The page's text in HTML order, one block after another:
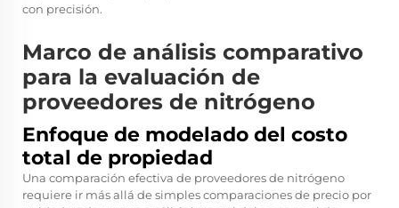
con precisión.
Marco de análisis comparativo
para la evaluación de
proveedores de nitrógeno
Enfoque de modelado del costo
total de propiedad
Una comparación efectiva de proveedores de nitrógeno
requiere ir más allá de simples comparaciones de precio por